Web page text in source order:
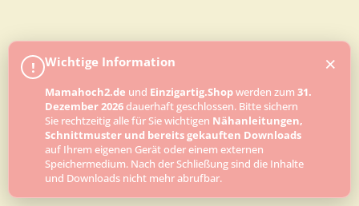
! Wichtige Information
Mamahoch2.de und Einzigartig.Shopwerden zum 31.
Dezember 2026dauerhaft geschlossen. Bitte sichern
Sie rechtzeitig alle für Sie wichtigen Nähanleitungen,
Schnittmuster und bereits gekauften Downloads
auf Ihrem eigenen Gerät oder einem externen
Speichermedium. Nach der Schließung sind die Inhalte
und Downloads nicht mehr abrufbar.
×